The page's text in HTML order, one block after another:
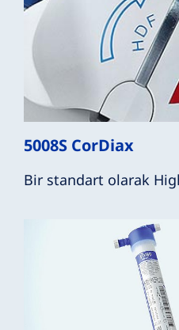
5008S CorDiax
Bir standart olarak